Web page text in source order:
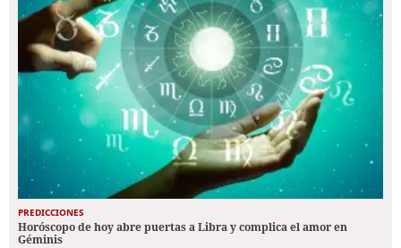
PREDICCIONES
Horóscopo de hoy abre puertas a Libra y complica el amor en
Géminis